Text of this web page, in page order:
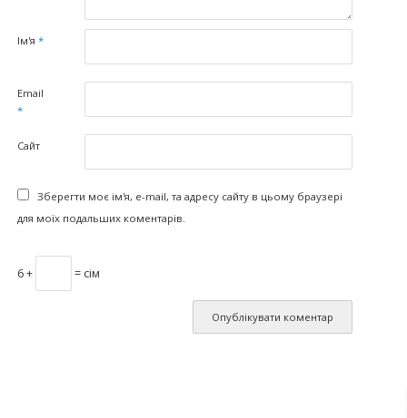
Ім'я *
Email
*
Сайт
Зберегти моє ім'я, e-mail, та адресу сайту в цьому браузері
для моїх подальших коментарів.
6 + = сім